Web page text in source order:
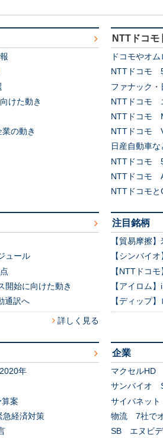
けた動き
の動き
NTTドコモ
ドコモやオ
NTTドコモ
ファナック
NTTドコモ
NTTドコモ
NTTドコモ
日産自動車
NTTドコモ
NTTドコモ
NTTドコモ
ュール
開始に向けた動き
通訳へ
詳しく見る
注目銘柄
【貿易摩擦
【シンバイ
【NTTドコ
【アイロム
【ディップ
年
算案
急経済対策
企業
マクセルHD
サンバイオ
サイバネッ
物流 7社で
SB エヌビデ